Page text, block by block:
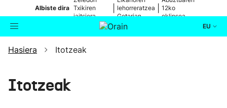
Albiste dira Txikiren
jaitsiera,
zuzenean
lehorreratzea
Getarian
12ko
eklipsea
EU
Bilatzailea
Hasiera Itotzeak
Itotzeak